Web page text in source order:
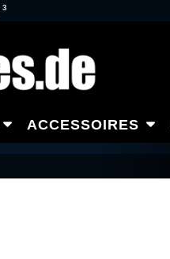
3
ACCESSOIRES